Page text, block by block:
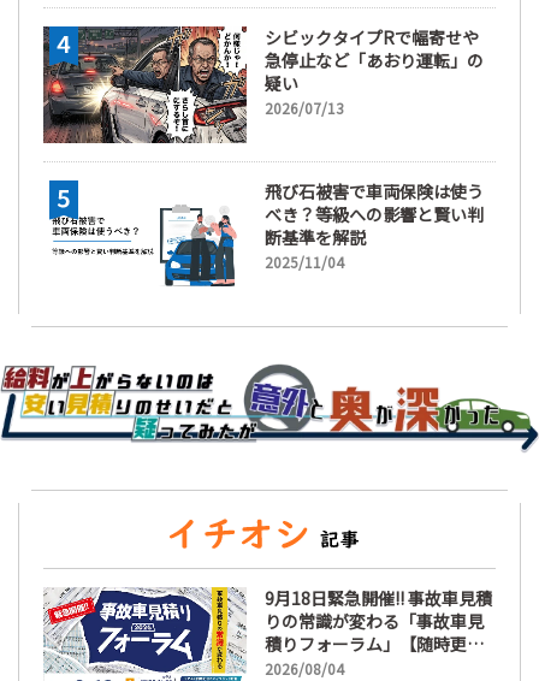
シビックタイプRで幅寄せや
急停止など「あおり運転」の
疑い
2026/07/13
飛び石被害で車両保険は使う
べき？等級への影響と賢い判
断基準を解説
2025/11/04
9月18日緊急開催!! 事故車見積
りの常識が変わる「事故車見
積りフォーラム」【随時更
新】
2026/08/04